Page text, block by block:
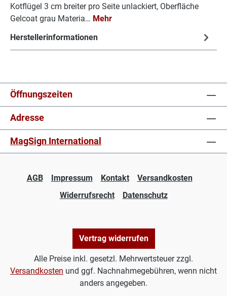
Kotflügel 3 cm breiter pro Seite unlackiert, Oberfläche
Gelcoat grau Materia… Mehr
Herstellerinformationen
Öffnungszeiten
Adresse
MagSign International
AGB Impressum Kontakt
Versandkosten
Widerrufsrecht
Datenschutz
Vertrag widerrufen
Alle Preise inkl. gesetzl. Mehrwertsteuer zzgl.
Versandkosten und ggf. Nachnahmegebühren, wenn nicht
anders angegeben.